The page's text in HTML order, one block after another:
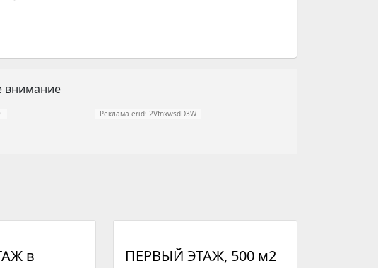
внимание
Реклама erid: 2VfnxwsdD3W
в ПЕРВЫЙ ЭТАЖ, 500 м2